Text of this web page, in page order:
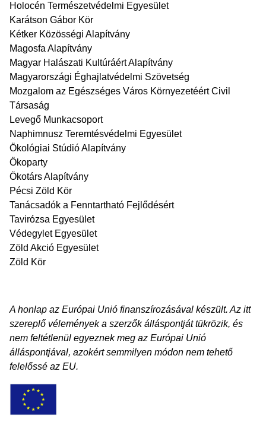
Holocén Természetvédelmi Egyesület
Karátson Gábor Kör
Kétker Közösségi Alapítvány
Magosfa Alapítvány
Magyar Halászati Kultúráért Alapítvány
Magyarországi Éghajlatvédelmi Szövetség
Mozgalom az Egészséges Város Környezetéért Civil
Társaság
Levegő Munkacsoport
Naphimnusz Teremtésvédelmi Egyesület
Ökológiai Stúdió Alapítvány
Ökoparty
Ökotárs Alapítvány
Pécsi Zöld Kör
Tanácsadók a Fenntartható Fejlődésért
Tavirózsa Egyesület
Védegylet Egyesület
Zöld Akció Egyesület
Zöld Kör
A honlap az Európai Unió finanszírozásával készült. Az itt
szereplő vélemények a szerzők álláspontját tükrözik, és
nem feltétlenül egyeznek meg az Európai Unió
álláspontjával, azokért semmilyen módon nem tehető
felelőssé az EU.